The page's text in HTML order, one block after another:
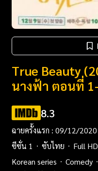
True Beauty
นางฟ้า ตอนที่
8.3
ฉายครั้งแรก : 09/12/2020
ซีซั่น 1
ซับไทย
Full HD
Korean series
Comedy